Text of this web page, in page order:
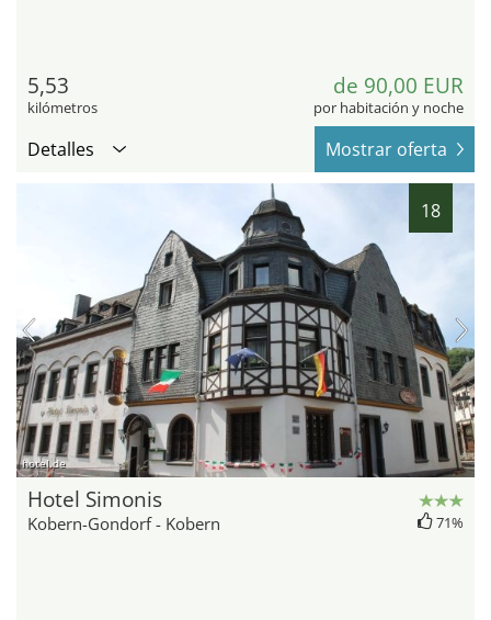
5,53
kilómetros
de 90,00 EUR
por habitación y noche
Detalles Mostrar oferta
18
hotel.de
Hotel Simonis
Kobern-Gondorf - Kobern 71%